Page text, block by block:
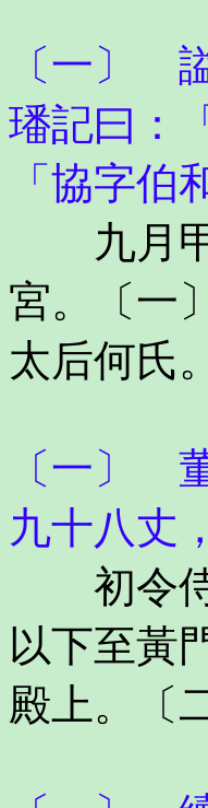
〔一〕
璠記曰：
「協字伯
九月甲
宮。〔一
太后何氏。
〔一〕
九十八丈
初令侍
以下至黃
殿上。〔